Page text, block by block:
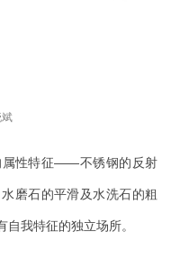
斌
属性特征——不锈钢的反射
磨石的平滑及水洗石的粗
我特征的独立场所。